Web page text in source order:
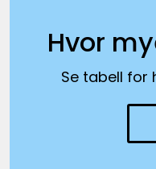
Hvor
Se tabell for